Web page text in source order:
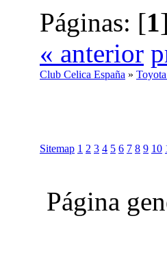
Páginas: [1
« anterior
Club Celica España »
Sitemap 1 2 3 4 5 6 7 8 9 10
Página